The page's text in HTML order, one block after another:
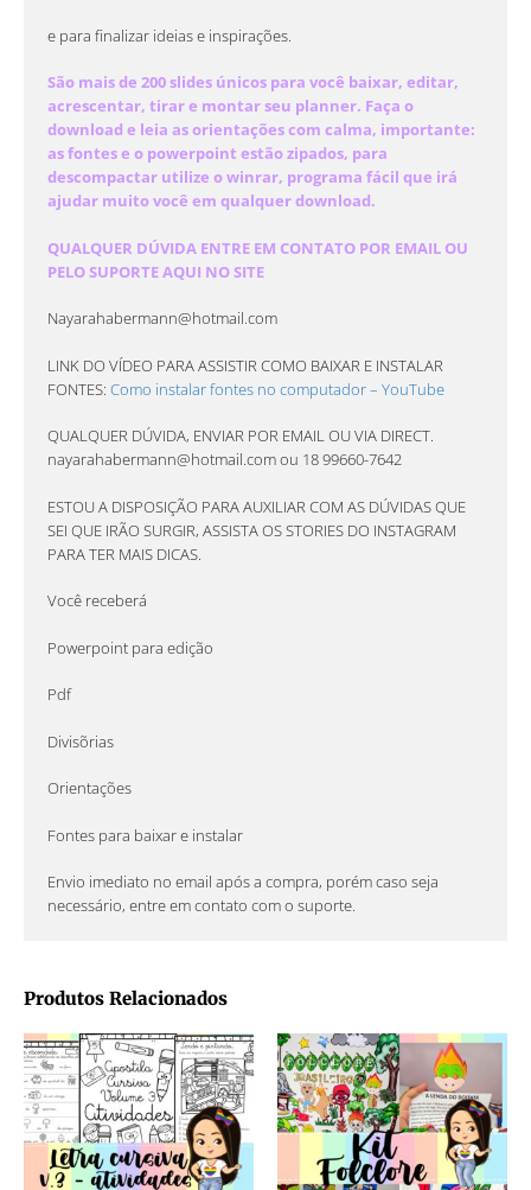
Produtos Relacionados
e para finalizar ideias e inspirações.
São mais de 200 slides únicos para você baixar, editar,
acrescentar, tirar e montar seu planner. Faça o
download e leia as orientações com calma, importante:
as fontes e o powerpoint estão zipados, para
descompactar utilize o winrar, programa fácil que irá
ajudar muito você em qualquer download.
QUALQUER DÚVIDA ENTRE EM CONTATO POR EMAIL OU
PELO SUPORTE AQUI NO SITE
Nayarahabermann@hotmail.com
LINK DO VÍDEO PARA ASSISTIR COMO BAIXAR E INSTALAR
FONTES: Como instalar fontes no computador – YouTube
QUALQUER DÚVIDA, ENVIAR POR EMAIL OU VIA DIRECT.
nayarahabermann@hotmail.comou 18 99660-7642
ESTOU A DISPOSIÇÃO PARA AUXILIAR COM AS DÚVIDAS QUE
SEI QUE IRÃO SURGIR, ASSISTA OS STORIES DO INSTAGRAM
PARA TER MAIS DICAS.
Você receberá
Powerpoint para edição
Pdf
Divisõrias
Orientações
Fontes para baixar e instalar
Envio imediato no email após a compra, porém caso seja
necessário, entre em contato com o suporte.